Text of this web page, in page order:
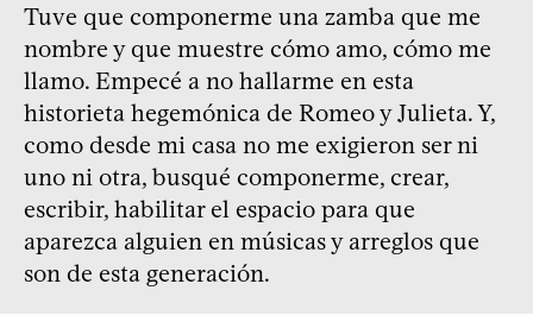
Tuve que componerme una zamba que me
nombre y que muestre cómo amo, cómo me
llamo. Empecé a no hallarme en esta
historieta hegemónica de Romeo y Julieta. Y,
como desde mi casa no me exigieron ser ni
uno ni otra, busqué componerme, crear,
escribir, habilitar el espacio para que
aparezca alguien en músicas y arreglos que
son de esta generación.